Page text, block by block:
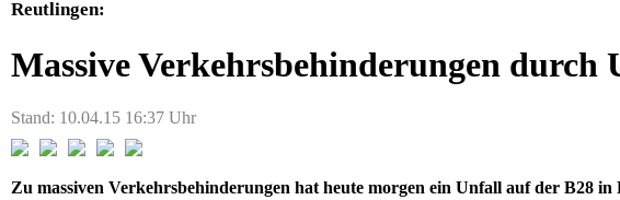
Reutlingen:
Massive Verkehrsbehinderungen durch
Stand: 10.04.15 16:37 Uhr
Zu massiven Verkehrsbehinderungen hat heute morgen ein Unfall auf der B28